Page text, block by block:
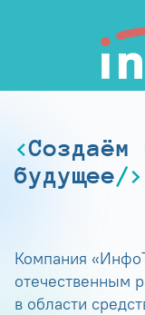
Создаём
будущее
Компания
отечественным
в области